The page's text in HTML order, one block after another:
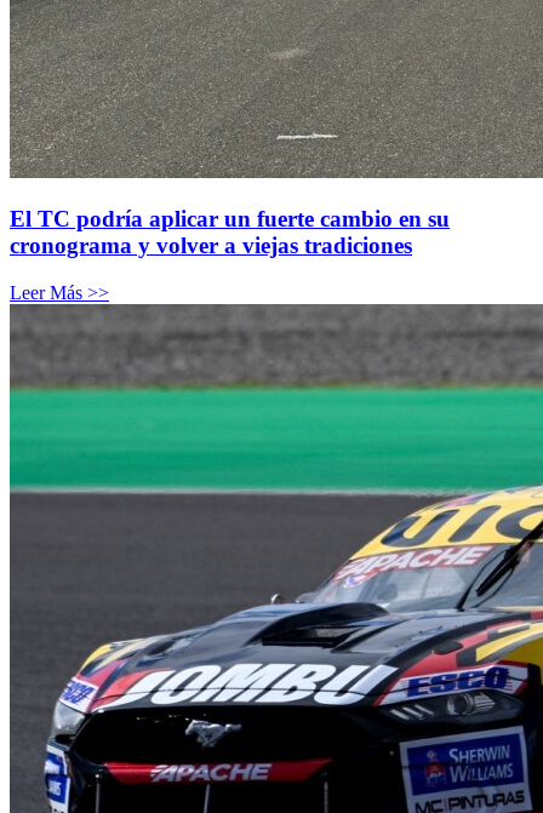
El TC podría aplicar un fuerte cambio en su
cronograma y volver a viejas tradiciones
Leer Más >>